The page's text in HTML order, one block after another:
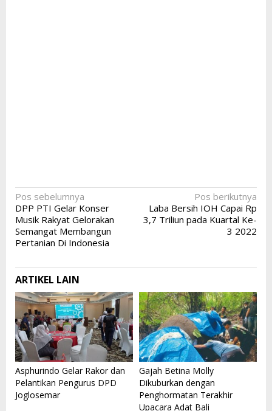
Navigasi
pos
Pos sebelumnya
DPP PTI Gelar Konser
Musik Rakyat Gelorakan
Semangat Membangun
Pertanian Di Indonesia
Pos berikutnya
Laba Bersih IOH Capai Rp
3,7 Triliun pada Kuartal Ke-
3 2022
ARTIKEL LAIN
Asphurindo Gelar Rakor dan
Pelantikan Pengurus DPD
Joglosemar
Gajah Betina Molly
Dikuburkan dengan
Penghormatan Terakhir
Upacara Adat Bali